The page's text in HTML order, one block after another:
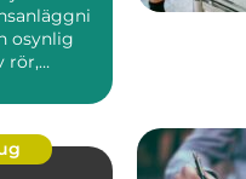
osynlig
rör,